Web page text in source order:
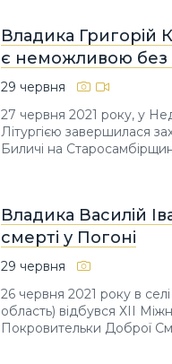
Владика Григорій
є неможливою без
29 червня
27 червня 2021 року, у
Літургією завершилася
Биличі на
Владика Василій
смерті у Погоні
29 червня
26 червня 2021 року в
область) відбувся ХІІ
Покровительки Доброї